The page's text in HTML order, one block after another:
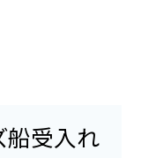
船受入れ